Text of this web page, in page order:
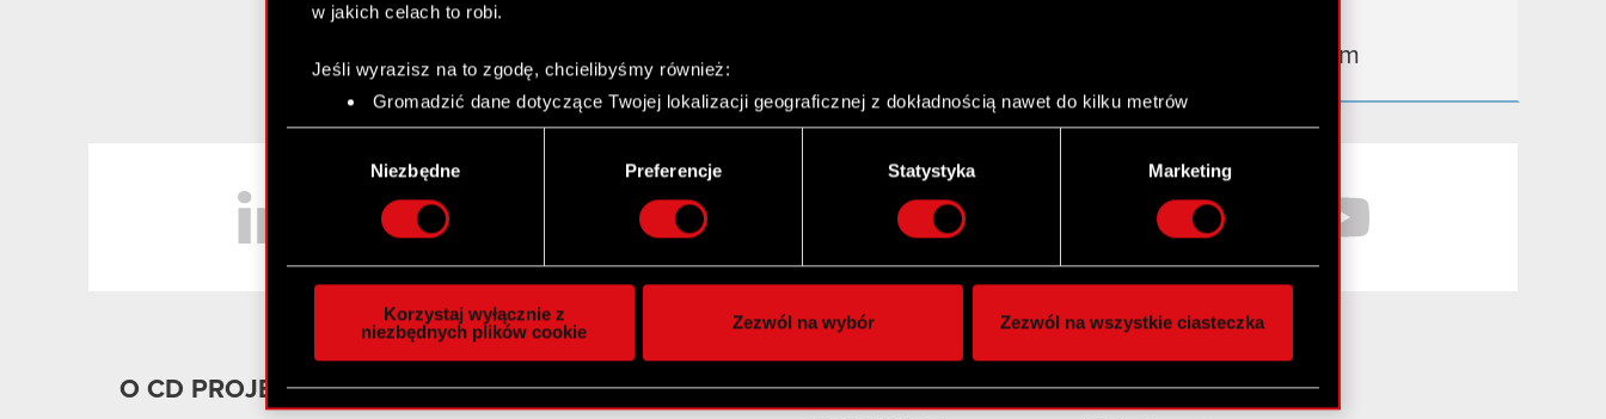
w jakich celach to robi.
Jeśli wyrazisz na to zgodę, chcielibyśmy również:
Gromadzić dane dotyczące Twojej lokalizacji geograficznej z dokładnością nawet do kilku metrów
Identyfikować Twoje urządzenie, aktywnie analizując charakteryzującego je zbiory danych (fingerprinting,
Dowiedz się więcej odnośnie tego, jak Twoje osobiste dane są przetwarzane oraz ustaw własne preferencje w
szczegółów . W Deklaracji plików cookie możesz zmienić lub wycofać swoją zgodę w dowolnej chwili.
Wykorzystujemy pliki cookie do spersonalizowania treści i reklam, aby oferować funkcje społecznościowe i
społecznościowym, reklamowym i analitycznym. Partnerzy mogą połączyć te informacje z innymi danymi
otrzymanymi od Ciebie lub uzyskanymi podczas korzystania z ich usług. Kontynuując korzystanie z naszej witryny,
zgadasz się na używanie plików cookie.
Niezbędne Preferencje Statystyka Marketing
Korzystaj wyłącznie z
niezbędnych plików cookie
Zezwól na wybór Zezwól na wszystkie ciasteczka
gear.cdprojektred.com
Facebook
O CD PROJEKT Produkty Kontakt